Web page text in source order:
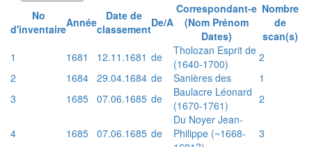
No
d'inventaireAnnée
Date de
classementDe/A
Correspondant-e
(Nom Prénom
Dates)
Nombre
de
scan(s)
1
1681 12.11.1681 de
Tholozan Esprit de
(1640-1700)
2
2
1684 29.04.1684 de Sanières des
1
3
1685 07.06.1685 de
Baulacre Léonard
(1670-1761)
2
4 1685 07.06.1685 de
Du Noyer Jean-
Philippe (~1668-
3